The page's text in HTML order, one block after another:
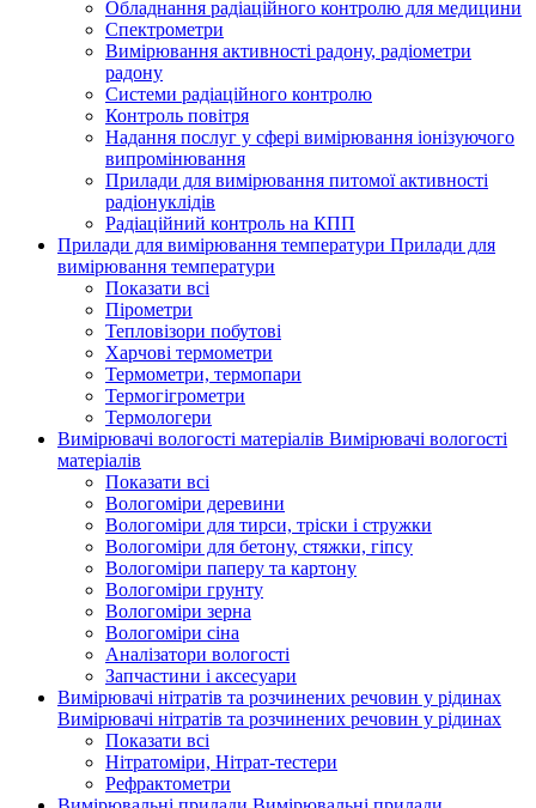
Обладнання радіаційного контролю для медицини
Спектрометри
Вимірювання активності радону, радіометри
радону
Системи радіаційного контролю
Контроль повітря
Надання послуг у сфері вимірювання іонізуючого
випромінювання
Прилади для вимірювання питомої активності
радіонуклідів
Радіаційний контроль на КПП
Прилади для вимірювання температури Прилади для
вимірювання температури
Показати всі
Пірометри
Тепловізори побутові
Харчові термометри
Термометри, термопари
Термогігрометри
Термологери
Вимірювачі вологості матеріалів Вимірювачі вологості
матеріалів
Показати всі
Вологоміри деревини
Вологоміри для тирси, тріски і стружки
Вологоміри для бетону, стяжки, гіпсу
Вологоміри паперу та картону
Вологоміри грунту
Вологоміри зерна
Вологоміри сіна
Аналізатори вологості
Запчастини і аксесуари
Вимірювачі нітратів та розчинених речовин у рідинах
Вимірювачі нітратів та розчинених речовин у рідинах
Показати всі
Нітратоміри, Нітрат-тестери
Рефрактометри